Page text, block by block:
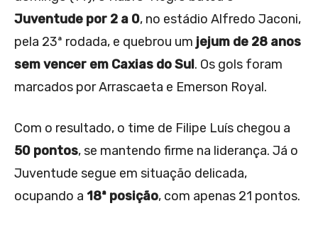
Juventude por 2 a 0, no estádio Alfredo Jaconi,
pela 23ª rodada, e quebrou um jejum de 28 anos
sem vencer em Caxias do Sul. Os gols foram
marcados por Arrascaeta e Emerson Royal.
Com o resultado, o time de Filipe Luís chegou a
50 pontos, se mantendo firme na liderança. Já o
Juventude segue em situação delicada,
ocupando a 18ª posição, com apenas 21 pontos.